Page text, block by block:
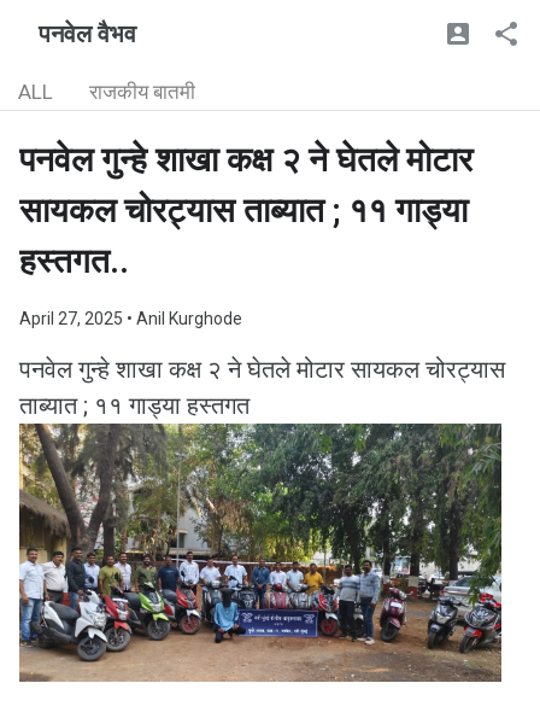
पनवेल वैभव
ALL राजकीय बातमी
पनवेल गुन्हे शाखा कक्ष २ ने घेतले मोटार
सायकल चोरट्यास ताब्यात ; ११ गाड्या
हस्तगत..
April 27, 2025 • Anil Kurghode
पनवेल गुन्हे शाखा कक्ष २ ने घेतले मोटार सायकल चोरट्यास
ताब्यात ; ११ गाड्या हस्तगत